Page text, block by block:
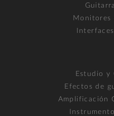
Monitores
Estudio y
Efectos de
Amplificación